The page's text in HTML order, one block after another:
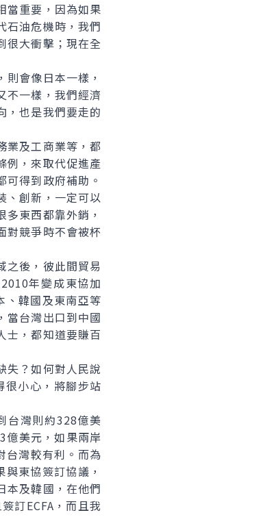
重要，因為如果
石油危機時，我們
很大衝擊；現在全
會像日本一樣，
不一樣，我們經濟
，也是我們要走的
及工商業等，都
例，來取代促進產
得到政府補助。
、創新，一定可以
東西都靠外銷，
對競爭時不會被杯
後，彼此間貿易
年變成東協加
、韓國及東南亞等
當台灣出口到中國
士，都知道要賺百
？如何對人民說
很小心，將腳步站
灣則約328億美
億美元，如果兩岸
台灣較有利。而為
東協簽訂協議，
本及韓國，在他們
訂ECFA，而且我